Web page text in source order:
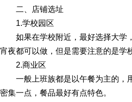
二、店铺选址
1.学校园区
如果在学校附近，最好选择大学
宵夜都可以做，但是需要注意的是学
2.商业区
一般上班族都是以午餐为主的，
密集一点，餐品最好有点特色。